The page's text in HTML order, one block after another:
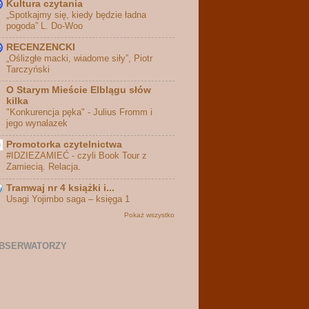
Kultura czytania
„Spotkajmy się, kiedy będzie ładna
pogoda” L. Do-Woo
RECENZENCKI
„Oślizgłe macki, wiadome siły”, Piotr
Tarczyński
O Starym Mieście Elblągu słów
kilka
"Konkurencja pęka" - Julius Fromm i
jego wynalazek
Promotorka czytelnictwa
#IDZIEZAMIEĆ - czyli Book Tour z
Zamiecią. Relacja.
Tramwaj nr 4 książki i...
Usagi Yojimbo saga – księga 1
Pokaż wszystko